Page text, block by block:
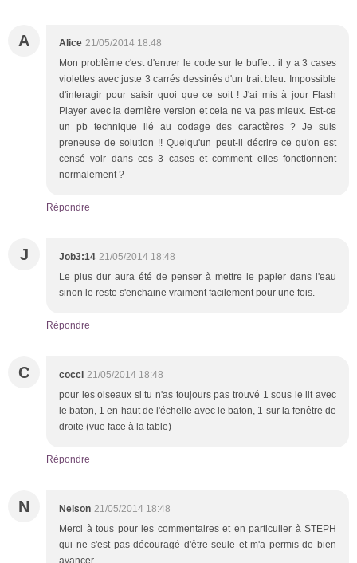
A Alice 21/05/2014 18:48
Mon problème c'est d'entrer le code sur le buffet : il y a 3 cases
violettes avec juste 3 carrés dessinés d'un trait bleu. Impossible
d'interagir pour saisir quoi que ce soit ! J'ai mis à jour Flash
Player avec la dernière version et cela ne va pas mieux. Est-ce
un pb technique lié au codage des caractères ? Je suis
preneuse de solution !! Quelqu'un peut-il décrire ce qu'on est
censé voir dans ces 3 cases et comment elles fonctionnent
normalement ?
Répondre
J Job3:14 21/05/2014 18:48
Le plus dur aura été de penser à mettre le papier dans l'eau
sinon le reste s'enchaine vraiment facilement pour une fois.
Répondre
C cocci 21/05/2014 18:48
pour les oiseaux si tu n'as toujours pas trouvé 1 sous le lit avec
le baton, 1 en haut de l'échelle avec le baton, 1 sur la fenêtre de
droite (vue face à la table)
Répondre
N Nelson 21/05/2014 18:48
Merci à tous pour les commentaires et en particulier à STEPH
qui ne s'est pas découragé d'être seule et m'a permis de bien
avancer